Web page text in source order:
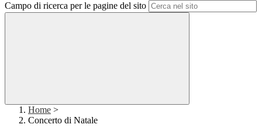
Campo di ricerca per le pagine del sito
Home >
Concerto di Natale